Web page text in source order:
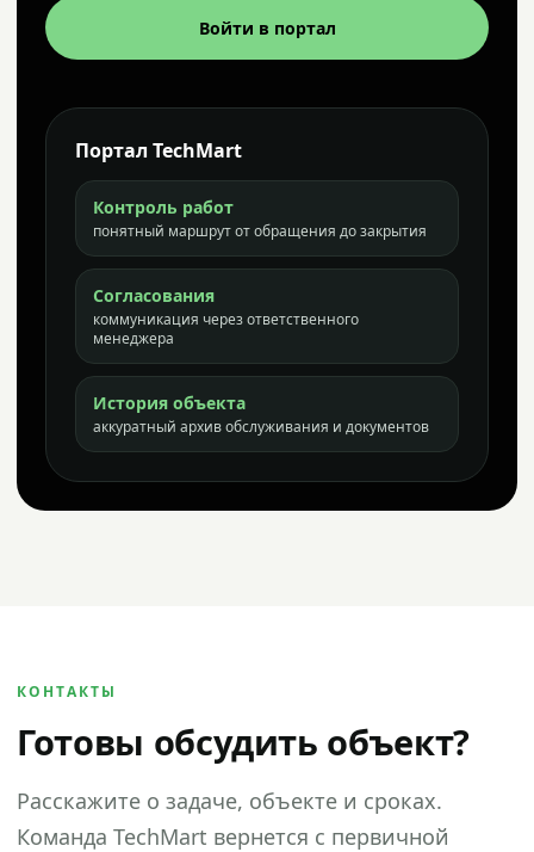
Войти в портал
Портал TechMart
Контроль работ
понятный маршрут от обращения до закрытия
Согласования
коммуникация через ответственного
менеджера
История объекта
аккуратный архив обслуживания и документов
КОНТАКТЫ
Готовы обсудить объект?
Расскажите о задаче, объекте и сроках.
Команда TechMart вернется с первичной